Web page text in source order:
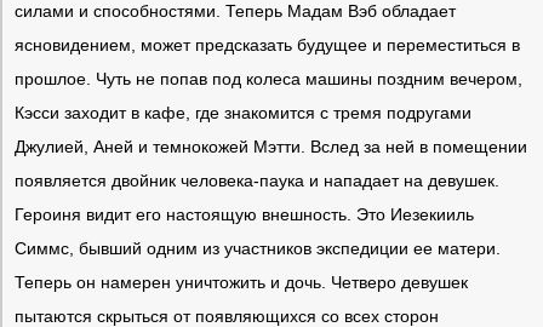
силами и способностями. Теперь Мадам Вэб обладает
ясновидением, может предсказать будущее и переместиться в
прошлое. Чуть не попав под колеса машины поздним вечером,
Кэсси заходит в кафе, где знакомится с тремя подругами
Джулией, Аней и темнокожей Мэтти. Вслед за ней в помещении
появляется двойник человека-паука и нападает на девушек.
Героиня видит его настоящую внешность. Это Иезекииль
Симмс, бывший одним из участников экспедиции ее матери.
Теперь он намерен уничтожить и дочь. Четверо девушек
пытаются скрыться от появляющихся со всех сторон